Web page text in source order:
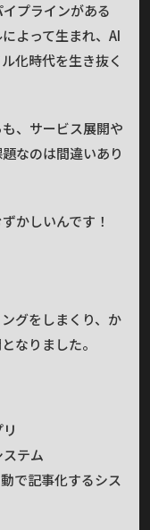
プラインがある
よって生まれ、AI
化時代を生き抜く
、サービス展開や
なのは間違いあり
かしいんです！
グをしまくり、か
なりました。
テム
で記事化するシス